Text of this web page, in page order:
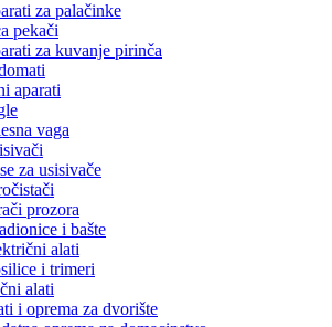
za palačinke
pekači
za kuvanje pirinča
aparati
vaga
za usisivače
prozora
i bašte
alati
i trimeri
alati
i oprema za dvorište